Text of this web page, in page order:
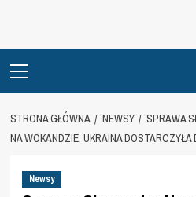
Menu
STRONA GŁÓWNA NEWSY
SPRAWA
NA WOKANDZIE. UKRAINA DOSTARCZYŁA
Newsy